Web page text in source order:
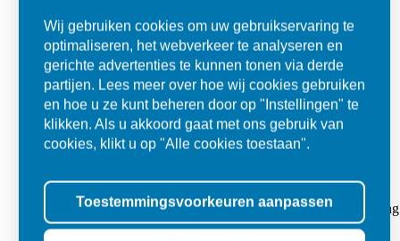
Super
"Goed geholpen bij aankoop en zeer klantvriendelijk. De
tegels voor in de tuin."
Wij gebruiken cookies om uw gebruikservaring te
optimaliseren, het webverkeer te analyseren en
gerichte advertenties te kunnen tonen via derde
partijen. Lees meer over hoe wij cookies gebruiken
en hoe u ze kunt beheren door op "Instellingen" te
klikken. Als u akkoord gaat met ons gebruik van
cookies, klikt u op "Alle cookies toestaan".
Toestemmingsvoorkeuren aanpassen